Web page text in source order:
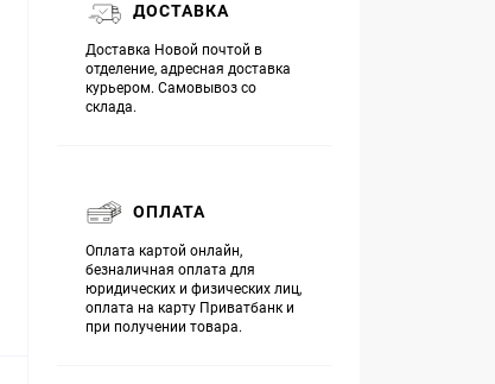
ДОСТАВКА
Доставка Новой почтой в
отделение, адресная доставка
курьером. Самовывоз со
склада.
ОПЛАТА
Оплата картой онлайн,
безналичная оплата для
юридических и физических лиц,
оплата на карту Приватбанк и
при получении товара.